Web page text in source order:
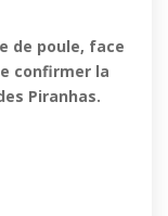
de poule, face
confirmer la
Piranhas.